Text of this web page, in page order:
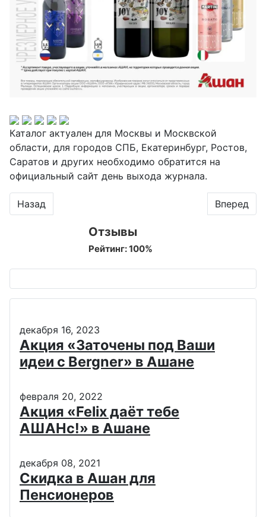
Каталог актуален для Москвы и Москвской
области, для городов СПБ, Екатеринбург, Ростов,
Саратов и других необходимо обратится на
официальный сайт день выхода журнала.
Предыдущий: Каталог Ашан с 16 октября 2025 года
Назад Вперед
Отзывы
Рейтинг:100%
декабря 16, 2023
Акция «Заточены под Ваши
идеи с Bergner» в Ашане
февраля 20, 2022
Акция «Felix даёт тебе
АШАНс!» в Ашане
декабря 08, 2021
Скидка в Ашан для
Пенсионеров